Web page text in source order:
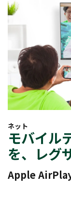
ネット
モバイル
を、レグ
Apple